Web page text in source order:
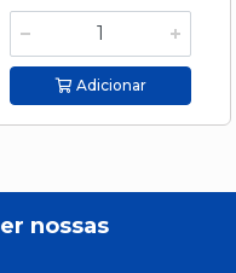
Adicionar
nossas